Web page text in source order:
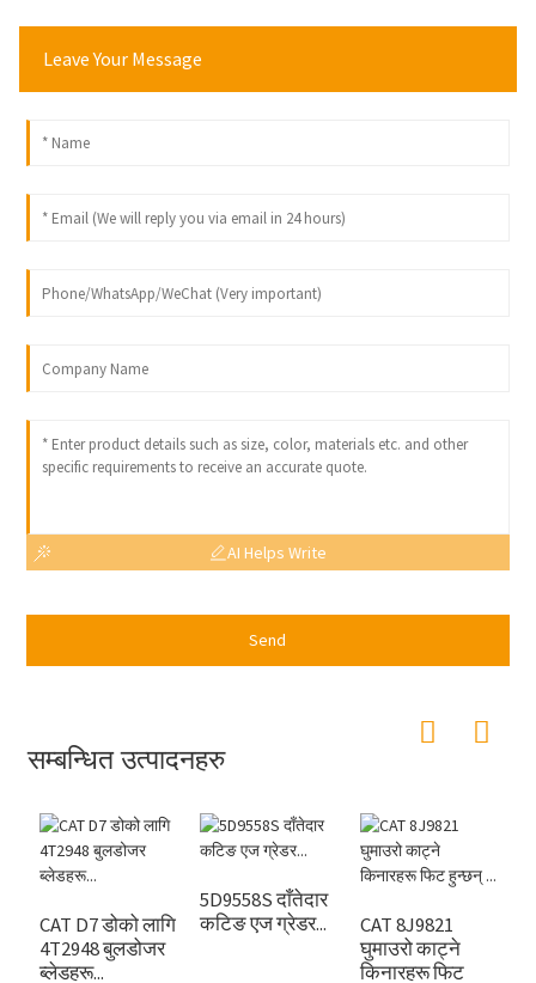
Leave Your Message
AI Helps Write
Send
सम्बन्धित उत्पादनहरु
CAT D7 डोको लागि
4T2948 बुलडोजर
ब्लेडहरू...
5D9558S दाँतेदार
कटिङ एज ग्रेडर...
CAT 8J9821
घुमाउरो काट्ने
किनारहरू फिट